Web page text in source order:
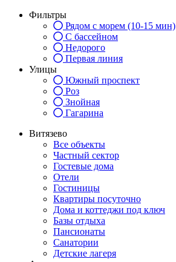
Фильтры
Рядом с морем (10-15 мин)
С бассейном
Недорого
Первая линия
Улицы
Южный проспект
Роз
Знойная
Гагарина
Витязево
Все объекты
Частный сектор
Гостевые дома
Отели
Гостиницы
Квартиры посуточно
Дома и коттеджи под ключ
Базы отдыха
Пансионаты
Санатории
Детские лагеря